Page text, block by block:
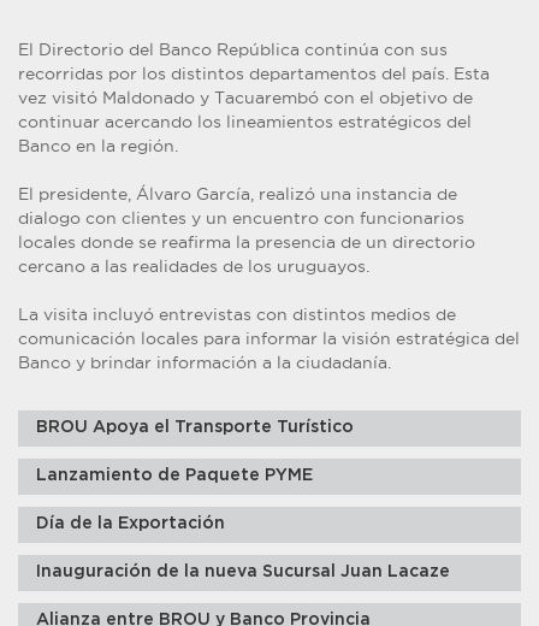
El Directorio del Banco República continúa con sus
recorridas por los distintos departamentos del país. Esta
vez visitó Maldonado y Tacuarembó con el objetivo de
continuar acercando los lineamientos estratégicos del
Banco en la región.
El presidente, Álvaro García, realizó una instancia de
dialogo con clientes y un encuentro con funcionarios
locales donde se reafirma la presencia de un directorio
cercano a las realidades de los uruguayos.
La visita incluyó entrevistas con distintos medios de
comunicación locales para informar la visión estratégica del
Banco y brindar información a la ciudadanía.
BROU Apoya el Transporte Turístico
Lanzamiento de Paquete PYME
Día de la Exportación
Inauguración de la nueva Sucursal Juan Lacaze
Alianza entre BROU y Banco Provincia